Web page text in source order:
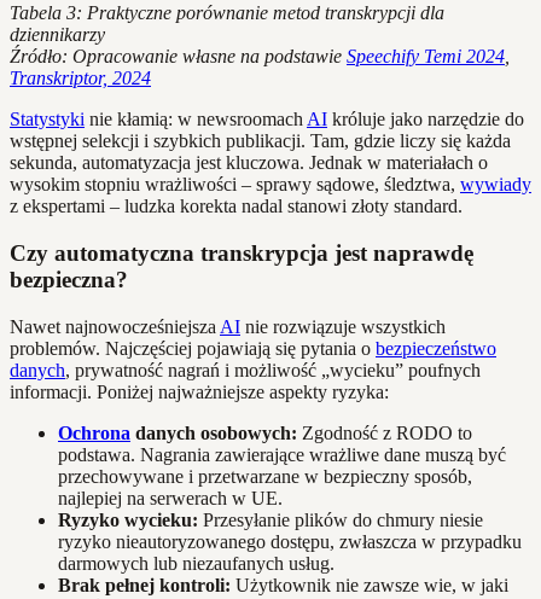
Tabela 3: Praktyczne porównanie metod transkrypcji dla
dziennikarzy
Źródło: Opracowanie własne na podstawie Speechify Temi 2024
Transkriptor, 2024
Statystyki nie kłamią: w newsroomach AI króluje jako narzędzie do
wstępnej selekcji i szybkich publikacji. Tam, gdzie liczy się każda
sekunda, automatyzacja jest kluczowa. Jednak w materiałach o
wysokim stopniu wrażliwości – sprawy sądowe, śledztwa, wywiady
z ekspertami – ludzka korekta nadal stanowi złoty standard.
Czy automatyczna transkrypcja jest naprawdę
bezpieczna?
Nawet najnowocześniejsza AI nie rozwiązuje wszystkich
problemów. Najczęściej pojawiają się pytania o bezpieczeństwo
danych, prywatność nagrań i możliwość „wycieku” poufnych
informacji. Poniżej najważniejsze aspekty ryzyka:
Ochrona danych osobowych: Zgodność z RODO to
podstawa. Nagrania zawierające wrażliwe dane muszą być
przechowywane i przetwarzane w bezpieczny sposób,
najlepiej na serwerach w UE.
Ryzyko wycieku: Przesyłanie plików do chmury niesie
ryzyko nieautoryzowanego dostępu, zwłaszcza w przypadku
darmowych lub niezaufanych usług.
Brak pełnej kontroli: Użytkownik nie zawsze wie, w jaki